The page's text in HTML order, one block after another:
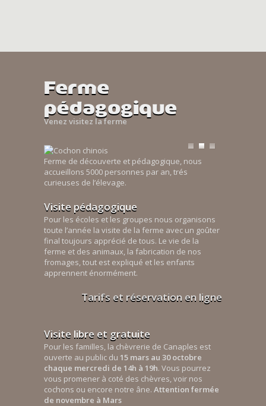
Ferme
pédagogique
Venez visitez la ferme
Ferme de découverte et pédagogique, nous
accueillons 5000 personnes par an, trés
curieuses de l’élevage.
Visite pédagogique
Pour les écoles et les groupes nous organisons
toute l’année la visite de la ferme avec un goûter
final toujours apprécié de tous. Le vie de la
ferme et des animaux, la fabrication de nos
fromages, tout est expliqué et les enfants
apprennent énormément.
Tarifs et réservation en ligne
Visite libre et gratuite
Pour les familles, la chèvrerie de Canaples est
ouverte au public du 15 mars au 30 octobre
chaque mercredi de 14h à 19h. Vous pourrez
vous promener à coté des chèvres, voir nos
cochons ou encore notre âne. Attention fermée
de novembre à Mars